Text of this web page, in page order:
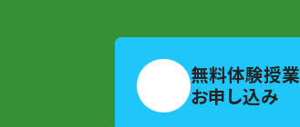
無料体験授業
お申し込み